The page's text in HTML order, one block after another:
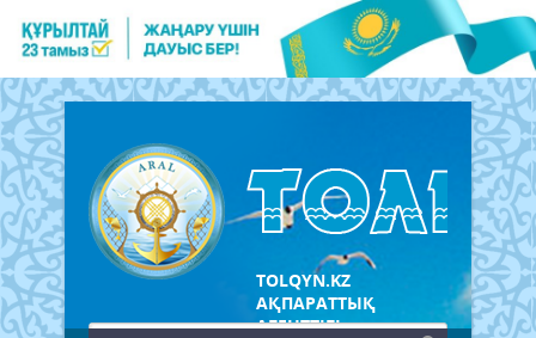
TOLQYN.KZ
АҚПАРАТТЫҚ
АГЕНТТІГІ